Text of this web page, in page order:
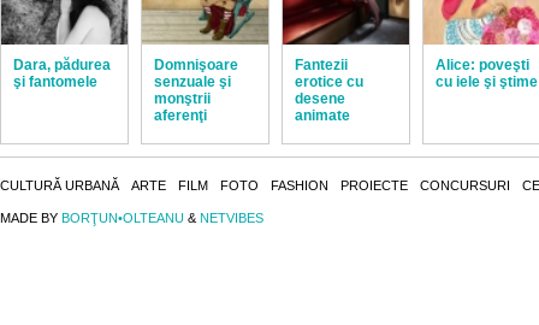
Dara, pădurea
şi fantomele
Domnişoare
senzuale şi
monştrii
aferenţi
Fantezii
erotice cu
desene
animate
Alice: poveşti
cu iele şi ştime
CULTURĂ URBANĂ ARTE FILM FOTO FASHION PROIECTE CONCURSURI
MADE BY BORŢUN•OLTEANU & NETVIBES